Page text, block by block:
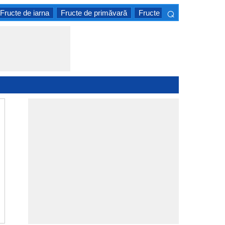
Fructe de iarna Fructe de primăvară Fructe tropicale
⌕